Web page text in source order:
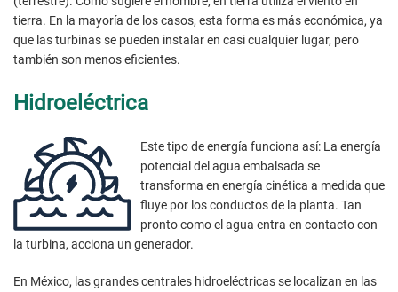
tierra. En la mayoría de los casos, esta forma es más económica, ya
que las turbinas se pueden instalar en casi cualquier lugar, pero
también son menos eficientes.
Hidroeléctrica
Este tipo de energía funciona así: La energía
potencial del agua embalsada se
transforma en energía cinética a medida que
fluye por los conductos de la planta. Tan
pronto como el agua entra en contacto con
la turbina, acciona un generador.
En México, las grandes centrales hidroeléctricas se localizan en las